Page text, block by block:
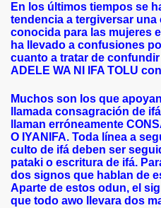
En los últimos tiempos se
tendencia a tergiversar
conocida para las mujeres
ha llevado a confusiones
cuanto a tratar de
ADELE WA NI IFA TOLU
Muchos son los que
llamada consagración de
llaman erróneamente
O IYANIFA. Toda línea a
culto de ifá deben ser
pataki o escritura de ifá.
dos signos que hablan de
Aparte de estos odun, el
que todo awo llevara dos
y difuntos